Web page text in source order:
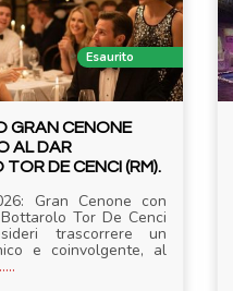
Esaurito
GRAN CENONE
AL DAR
DE CENCI (RM).
Gran Cenone con
Tor De Cenci
trascorrere un
e coinvolgente, al
.....